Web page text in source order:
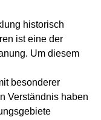
historisch
ist eine der
Um diesem
besonderer
Verständnis haben